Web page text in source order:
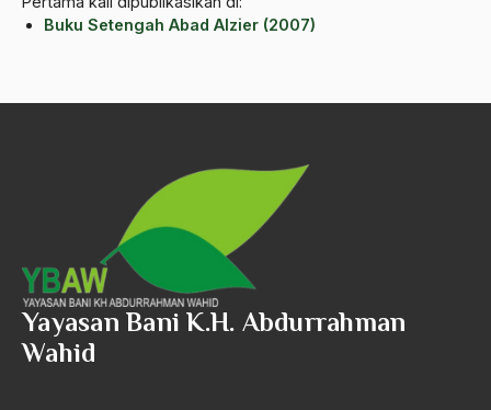
Buku Setengah Abad Alzier (2007)
Alternatif Moral
Alternatif Politis
Alvin W. Gouldner
Amar Ma'ruf Nahi Munkar
ambisi politik
Ambivalen
Yayasan Bani K.H. Abdurrahman
Wahid